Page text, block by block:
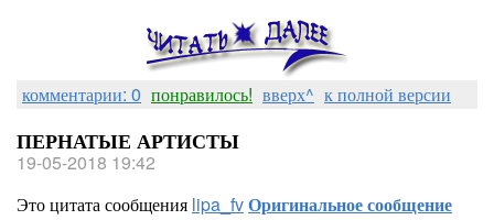
комментарии: 0 понравилось! вверх^ к полной версии
ПЕРНАТЫЕ АРТИСТЫ
19-05-2018 19:42
Это цитата сообщения lipa_fvОригинальное сообщение